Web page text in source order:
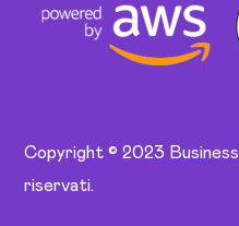
Copyright © 2023 Business
riservati.